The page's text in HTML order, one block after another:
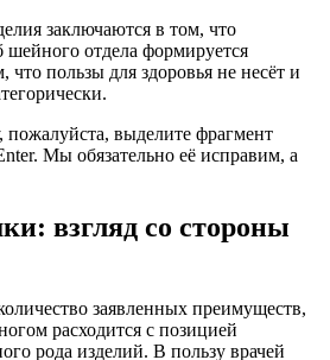
заключаются в том, что
шейного отдела формируется
что пользы для здоровья не несёт и
выделите фрагмент
Мы обязательно её исправим, а
взгляд со стороны
заявленных преимуществ,
расходится с позицией
рода изделий. В пользу врачей